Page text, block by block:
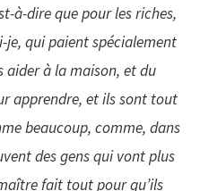
à-dire que pour les riches,
qui paient spécialement
aider à la maison, et du
apprendre, et ils sont tout
beaucoup, comme, dans
des gens qui vont plus
fait tout pour qu’ils